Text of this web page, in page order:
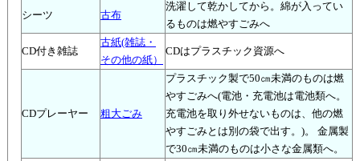
シーツ 古布
洗濯して乾かしてから。綿が入ってい
るものは燃やすごみへ
CD付き雑誌
古紙(雑誌・
その他の紙）
CDはプラスチック資源へ
CDプレーヤー 粗大ごみ
プラスチック製で50㎝未満のものは燃
やすごみへ(電池・充電池は電池類へ。
充電池を取り外せないものは、他の燃
やすごみとは別の袋で出す。)。 金属製
で30㎝未満のものは小さな金属類へ。